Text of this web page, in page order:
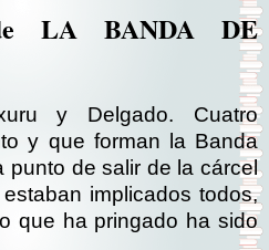
LA BANDA DE
y Delgado. Cuatro
y que forman la Banda
punto de salir de la cárcel
implicados todos,
que ha pringado ha sido